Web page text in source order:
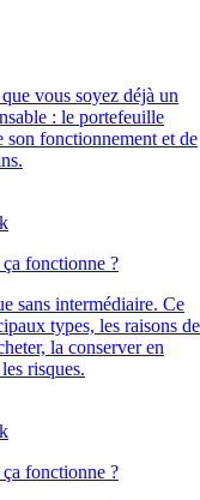
vous soyez déjà un
: le portefeuille
son fonctionnement et de
fonctionne ?
sans intermédiaire. Ce
types, les raisons de
la conserver en
risques.
fonctionne ?